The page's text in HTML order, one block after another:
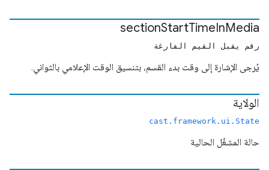
sectionStartTimeInMedia
رقم يقبل القيم الفارغة
يُرجى الإشارة إلى وقت بدء القسم، بتنسيق الوقت الإعلامي بالثواني.
الولاية
cast.framework.ui.State
حالة المشغّل الحالية